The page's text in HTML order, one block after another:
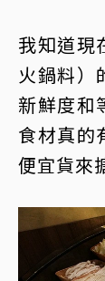
我知道現
火鍋料）
新鮮度和
食材真的
便宜貨來